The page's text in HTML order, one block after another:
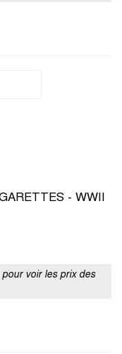
- WWII
voir les prix des